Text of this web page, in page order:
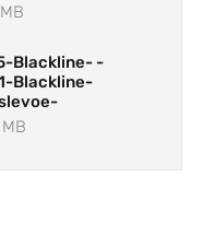
Blackline- -
Blackline-